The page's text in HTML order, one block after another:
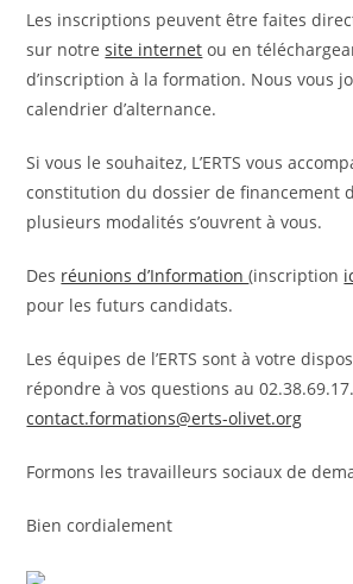
Les inscriptions peuvent être faites
sur notresite internet ou en
d’inscription à la formation. Nous vous
calendrier d’alternance.
Si vous le souhaitez, L’ERTS vous
constitution du dossier de financement
plusieurs modalités s’ouvrent à vous.
Des réunions d’Information(inscription
pour les futurs candidats.
Les équipes de l’ERTS sont à votre
répondre à vos questions au
contact.formations@erts-olivet.org
Formons les travailleurs sociaux de
Bien cordialement